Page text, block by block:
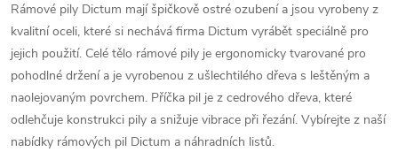
i
e
p
r
Rámové pily Dictum mají špičkově ostré ozubení a jsou vyrobeny z
kvalitní oceli, které si nechává firma Dictum vyrábět speciálně pro
jejich použití. Celé tělo rámové pily je ergonomicky tvarované pro
pohodlné držení a je vyrobenou z ušlechtilého dřeva s leštěným a
naolejovaným povrchem. Příčka pil je z cedrového dřeva, které
odlehčuje konstrukci pily a snižuje vibrace při řezání. Vybírejte z naší
nabídky rámových pil Dictum a náhradních listů.